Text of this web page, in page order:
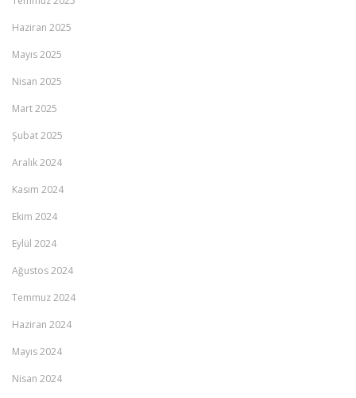
Haziran 2025
Mayıs 2025
Nisan 2025
Mart 2025
Şubat 2025
Aralık 2024
Kasım 2024
Ekim 2024
Eylül 2024
Ağustos 2024
Temmuz 2024
Haziran 2024
Mayıs 2024
Nisan 2024